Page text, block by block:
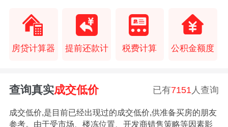
房贷计算器 提前还款计 税费计算 公积金额度
查询真实成交低价 已有7151人查询
成交低价,是目前已经出现过的成交低价,供准备买房的朋友
参考。由于受市场、楼冻位置、开发商错售策略等因素影